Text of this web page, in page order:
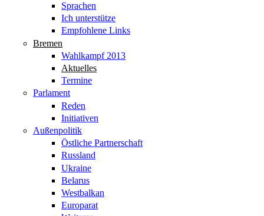
Sprachen
Ich unterstütze
Empfohlene Links
Bremen
Wahlkampf 2013
Aktuelles
Termine
Parlament
Reden
Initiativen
Außenpolitik
Östliche Partnerschaft
Russland
Ukraine
Belarus
Westbalkan
Europarat